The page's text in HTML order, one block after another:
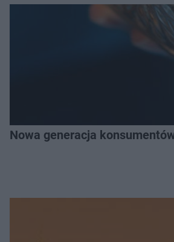
Nowa generacja